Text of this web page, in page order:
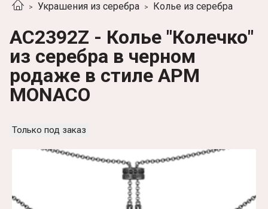
Украшения из серебра Колье из серебра
AC2392Z - Колье "Колечко"
из серебра в черном
родаже в стиле APM
MONACO
Только под заказ